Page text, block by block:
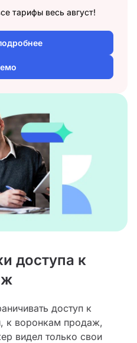
доступа к
доступ к
к воронкам продаж,
видел только свои
тарифы весь август!